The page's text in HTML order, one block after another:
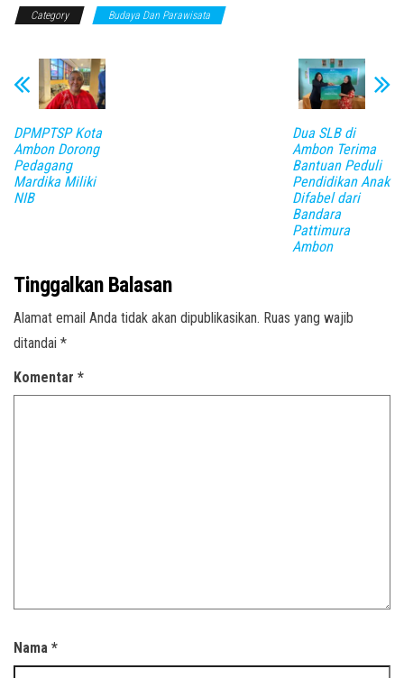
Category Budaya Dan Parawisata
DPMPTSP Kota
Ambon Dorong
Pedagang
Mardika Miliki
NIB
Dua SLB di
Ambon Terima
Bantuan Peduli
Pendidikan Anak
Difabel dari
Bandara
Pattimura
Ambon
Tinggalkan Balasan
Alamat email Anda tidak akan dipublikasikan. Ruas yang wajib
ditandai *
Komentar *
Nama *